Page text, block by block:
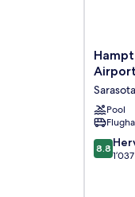
Inn
Suites
Airport,
FL
Sarasota
Sarasota
Pool
8.8
von
8.8